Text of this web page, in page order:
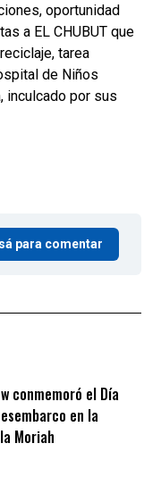
oportunidad
a EL CHUBUT que
tarea
de Niños
inculcado por sus
para comentar
conmemoró el Día
en la
Moriah